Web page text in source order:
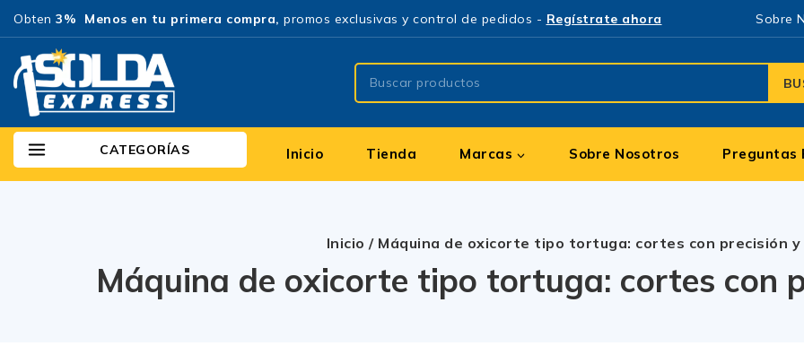
Obten 3% Menos en tu primera compra, promos exclusivas y control de pedidos - Regístrate ahora Sobre
CATEGORÍAS Inicio Tienda Marcas Sobre Nosotros Preguntas
Inicio / Máquina de oxicorte tipo tortuga: cortes con precisión
Máquina de oxicorte tipo tortuga: cortes con